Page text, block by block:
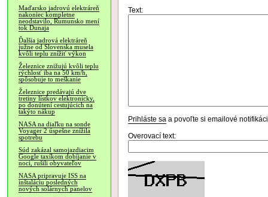
Maďarsko jadrovú elektráreň
nakoniec kompletne
neodstavilo, Rumunsko mení
tok Dunaja
Ďalšia jadrová elektráreň
južne od Slovenska musela
kvôli teplu znížiť výkon
Železnice znižujú kvôli teplu
rýchlosť iba na 50 km/h,
spôsobuje to meškanie
Železnice predávajú dve
tretiny lístkov elektronicky,
po donútení cestujúcich na
takýto nákup
NASA na diaľku na sonde
Voyager 2 úspešne znížila
spotrebu
Súd zakázal samojazdiacim
Google taxíkom dobíjanie v
noci, rušili obyvateľov
NASA pripravuje ISS na
inštaláciu posledných
nových solárnych panelov
Text:
Prihláste sa a povoľte si emailové
Overovací text: